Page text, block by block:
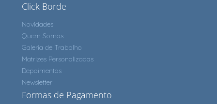
Click Borde
Novidades
Quem Somos
Galeria de Trabalho
Matrizes Personalizadas
Depoimentos
Newsletter
Formas de Pagamento